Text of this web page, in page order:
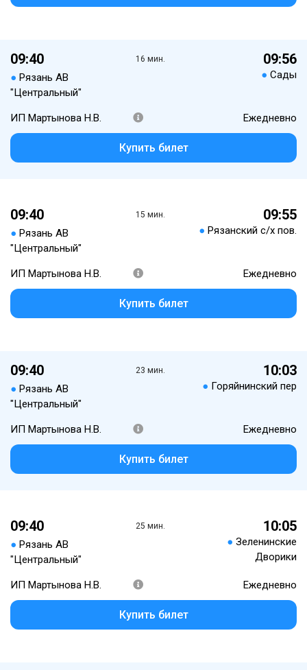
09:40
● Рязань АВ
"Центральный"
16 мин. 09:56
● Сады
ИП Мартынова Н.В. Ежедневно
Купить билет
09:40
● Рязань АВ
"Центральный"
15 мин. 09:55
● Рязанский с/х пов.
ИП Мартынова Н.В. Ежедневно
Купить билет
09:40
● Рязань АВ
"Центральный"
23 мин. 10:03
● Горяйнинский пер
ИП Мартынова Н.В. Ежедневно
Купить билет
09:40
● Рязань АВ
"Центральный"
25 мин. 10:05
● Зеленинские
Дворики
ИП Мартынова Н.В. Ежедневно
Купить билет